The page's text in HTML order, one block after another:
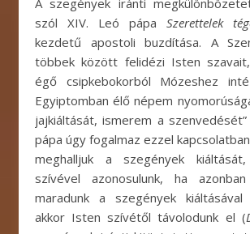
szól XIV. Leó pápa Szerettelek
kezdetű apostoli buzdítása. A
többek között felidézi Isten
égő csipkebokorból Mózeshez
Egyiptomban élő népem
jajkiáltását, ismerem a
pápa úgy fogalmaz ezzel
meghalljuk a szegények
szívével azonosulunk, ha
maradunk a szegények kiáltásával
akkor Isten szívétől távolodunk el (